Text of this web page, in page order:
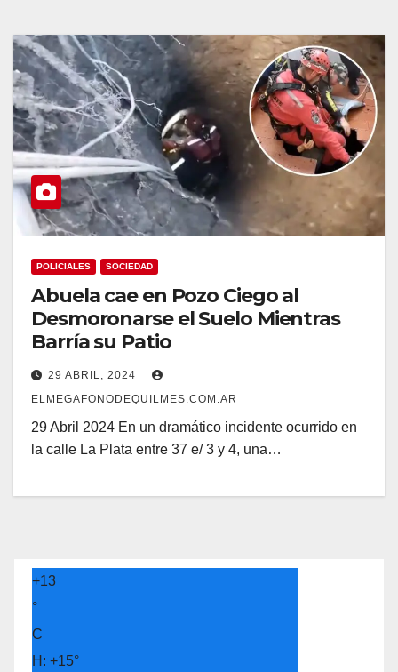
POLICIALES SOCIEDAD
Abuela cae en Pozo Ciego al
Desmoronarse el Suelo Mientras
Barría su Patio
29 ABRIL, 2024
ELMEGAFONODEQUILMES.COM.AR
29 Abril 2024 En un dramático incidente ocurrido en
la calle La Plata entre 37 e/ 3 y 4, una…
+13
°
C
H: +15°